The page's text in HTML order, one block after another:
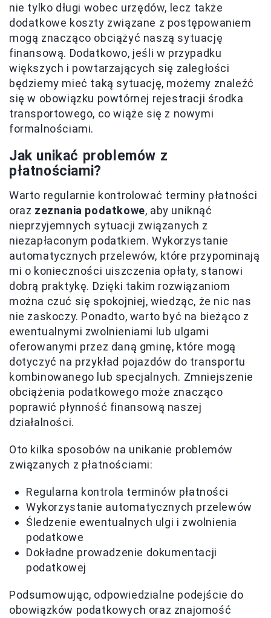
nie tylko długi wobec urzędów, lecz także
dodatkowe koszty związane z postępowaniem
mogą znacząco obciążyć naszą sytuację
finansową. Dodatkowo, jeśli w przypadku
większych i powtarzających się zaległości
będziemy mieć taką sytuację, możemy znaleźć
się w obowiązku powtórnej rejestracji środka
transportowego, co wiąże się z nowymi
formalnościami.
Jak unikać problemów z
płatnościami?
Warto regularnie kontrolować terminy płatności
oraz zeznania podatkowe, aby uniknąć
nieprzyjemnych sytuacji związanych z
niezapłaconym podatkiem. Wykorzystanie
automatycznych przelewów, które przypominają
mi o konieczności uiszczenia opłaty, stanowi
dobrą praktykę. Dzięki takim rozwiązaniom
można czuć się spokojniej, wiedząc, że nic nas
nie zaskoczy. Ponadto, warto być na bieżąco z
ewentualnymi zwolnieniami lub ulgami
oferowanymi przez daną gminę, które mogą
dotyczyć na przykład pojazdów do transportu
kombinowanego lub specjalnych. Zmniejszenie
obciążenia podatkowego może znacząco
poprawić płynność finansową naszej
działalności.
Oto kilka sposobów na unikanie problemów
związanych z płatnościami:
Regularna kontrola terminów płatności
Wykorzystanie automatycznych przelewów
Śledzenie ewentualnych ulgi i zwolnienia
podatkowe
Dokładne prowadzenie dokumentacji
podatkowej
Podsumowując, odpowiedzialne podejście do
obowiązków podatkowych oraz znajomość